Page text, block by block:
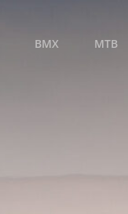
BMX MTB